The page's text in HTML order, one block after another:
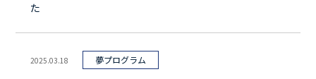
た
2025.03.18 夢プログラム